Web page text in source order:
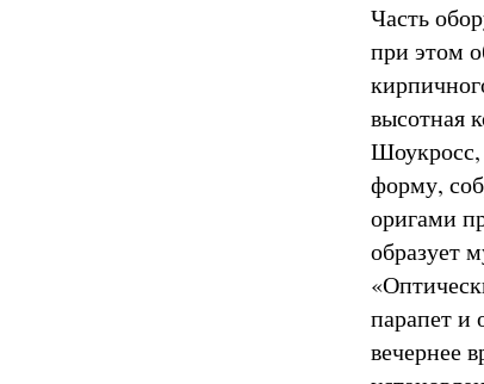
Часть
при этом
высотная
форму,
оригами
образует
парапет и
вечернее